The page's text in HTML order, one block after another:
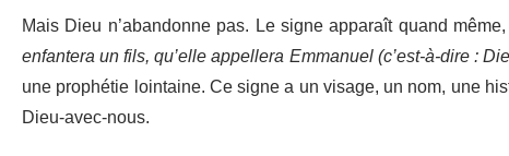
Mais Dieu n’abandonne pas. Le signe apparaît quand
enfantera un fils, qu’elle appellera Emmanuel (c’est-à-dire :
une prophétie lointaine. Ce signe a un visage, un nom, une
Dieu-avec-nous.